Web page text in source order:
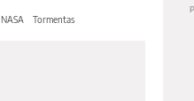
NASA Tormentas